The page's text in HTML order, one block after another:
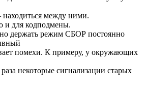
между ними.
и для кодподмены.
режим СБОР постоянно
помехи. К примеру, у окружающих
некоторые сигнализации старых